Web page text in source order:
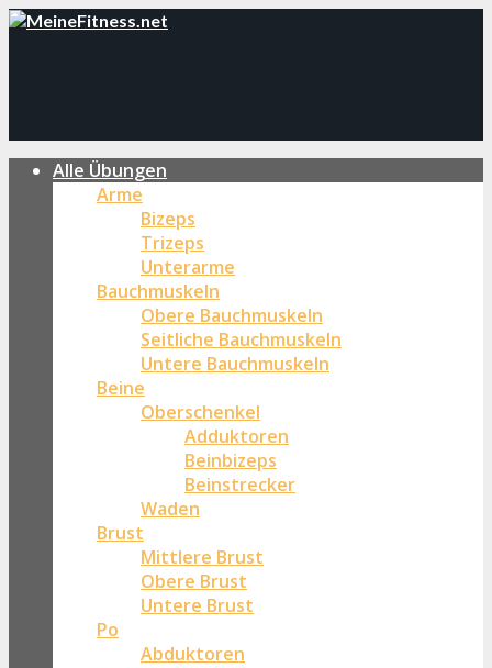
Alle Übungen
Arme
Bizeps
Trizeps
Unterarme
Bauchmuskeln
Obere Bauchmuskeln
Seitliche Bauchmuskeln
Untere Bauchmuskeln
Beine
Oberschenkel
Adduktoren
Beinbizeps
Beinstrecker
Waden
Brust
Mittlere Brust
Obere Brust
Untere Brust
Po
Abduktoren